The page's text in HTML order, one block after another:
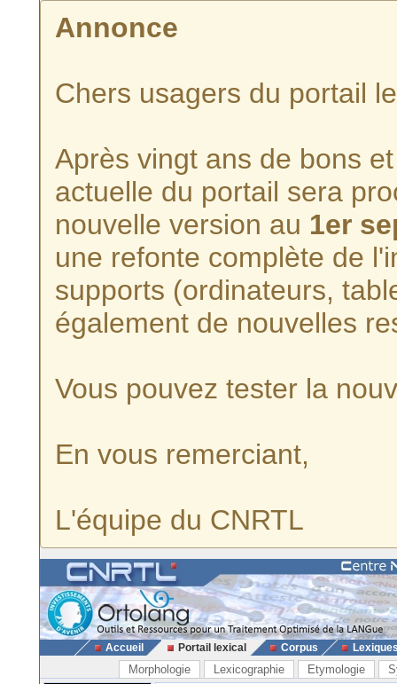
Annonce
Chers usagers du portail
Après vingt ans de bons
actuelle du portail sera
nouvelle version au 1er
une refonte complète de
supports (ordinateurs,
également de nouvelles
Vous pouvez tester la
En vous remerciant,
L'équipe du CNRTL
Accueil Portail lexical Corpus
Morphologie Lexicographie Etymologie